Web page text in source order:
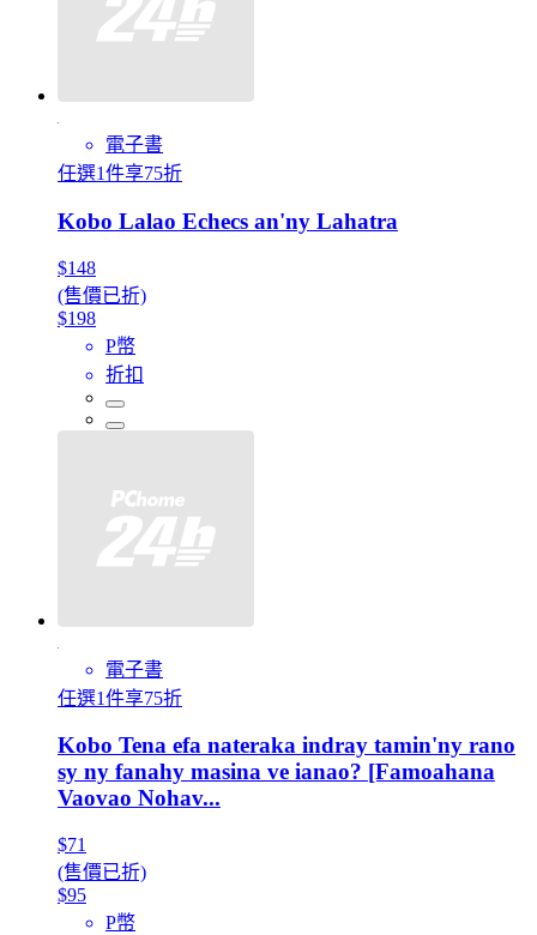
電子書
任選1件享75折
Kobo Lalao Echecs an'ny Lahatra
$148
(售價已折)
$198
P幣
折扣
電子書
任選1件享75折
Kobo Tena efa nateraka indray tamin'ny rano
sy ny fanahy masina ve ianao? [Famoahana
Vaovao Nohav...
$71
(售價已折)
$95
P幣